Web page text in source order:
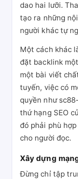
dao hai lưỡi.
tạo ra những
người khác tự
Một cách khác
đặt backlink
một bài viết
tuyến, việc có
quyền như
thứ hạng SEO
đó phải phù
cho người đọc.
Xây dựng
Đừng chỉ tập